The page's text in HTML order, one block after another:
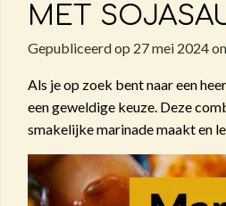
MET
Gepubliceerd op 27 mei 2024
Als je op zoek bent naar een
een geweldige keuze. Deze
smakelijke marinade maakt en